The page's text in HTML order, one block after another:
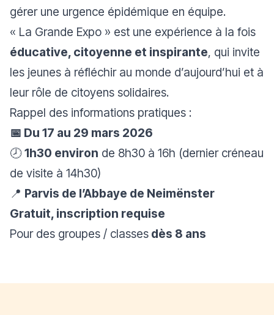
gérer une urgence épidémique en équipe.
« La Grande Expo » est une expérience à la fois
éducative, citoyenne et inspirante, qui invite
les jeunes à réfléchir au monde d’aujourd’hui et à
leur rôle de citoyens solidaires.
Rappel des informations pratiques :
📅 Du 17 au 29 mars 2026
🕗1h30 environ de 8h30 à 16h (dernier créneau
de visite à 14h30)
📍 Parvis de l’Abbaye de Neimënster
Gratuit, inscription requise
Pour des groupes / classes dès 8 ans